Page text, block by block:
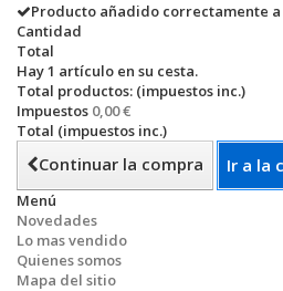
Producto añadido correctamente
Cantidad
Total
Hay 1 artículo en su cesta.
Total productos: (impuestos inc.)
Impuestos 0,00 €
Total (impuestos inc.)
Continuar la compra Ir a la
Menú
Novedades
Lo mas vendido
Quienes somos
Mapa del sitio